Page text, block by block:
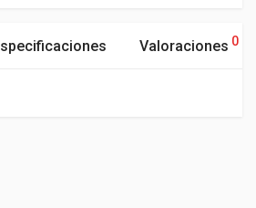
Valoraciones 0